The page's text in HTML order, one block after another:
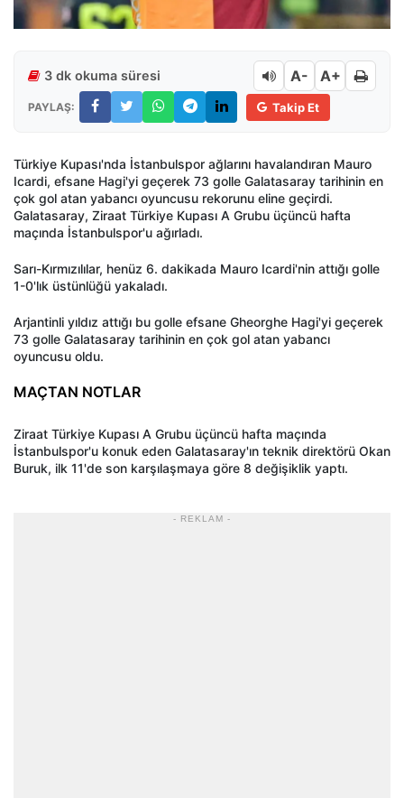
3 dk okuma süresi A- A+
PAYLAŞ: Takip Et
Türkiye Kupası'nda İstanbulspor ağlarını havalandıran Mauro
Icardi, efsane Hagi'yi geçerek 73 golle Galatasaray tarihinin en
çok gol atan yabancı oyuncusu rekorunu eline geçirdi.
Galatasaray, Ziraat Türkiye Kupası A Grubu üçüncü hafta
maçında İstanbulspor'u ağırladı.
Sarı-Kırmızılılar, henüz 6. dakikada Mauro Icardi'nin attığı golle
1-0'lık üstünlüğü yakaladı.
Arjantinli yıldız attığı bu golle efsane Gheorghe Hagi'yi geçerek
73 golle Galatasaray tarihinin en çok gol atan yabancı
oyuncusu oldu.
MAÇTAN NOTLAR
Ziraat Türkiye Kupası A Grubu üçüncü hafta maçında
İstanbulspor'u konuk eden Galatasaray'ın teknik direktörü Okan
Buruk, ilk 11'de son karşılaşmaya göre 8 değişiklik yaptı.
- REKLAM -